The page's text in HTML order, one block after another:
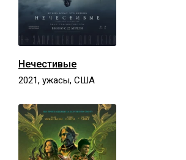
Нечестивые
2021, ужасы, США